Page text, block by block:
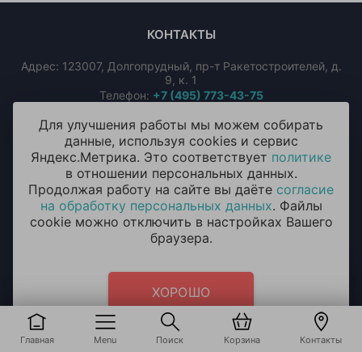
Главная Menu Поиск Корзина Контакты
КОНТАКТЫ
Адрес: 123007, Долгопрудный, пр-т Ракетостроителей, д.
9, к. 1
Телефон: +7 (495) 773-43-75
Email: info@oceanballoons.ru
По всем претензиям:+7 (926) 392-39-88
Чат-бот в Телеграм Чат-бот в MAX
Мы в соцсетях:
Мы принимаем к оплате:
Для улучшения работы мы можем собирать
данные, используя cookies и сервис
Яндекс.Метрика. Это соответствует политике
в отношении персональных данных.
Продолжая работу на сайте вы даёте согласие
на обработку персональных данных. Файлы
cookie можно отключить в настройках Вашего
браузера.
ХОРОШО